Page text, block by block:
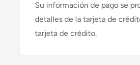
Su información de pago se
detalles de la tarjeta de
tarjeta de crédito.